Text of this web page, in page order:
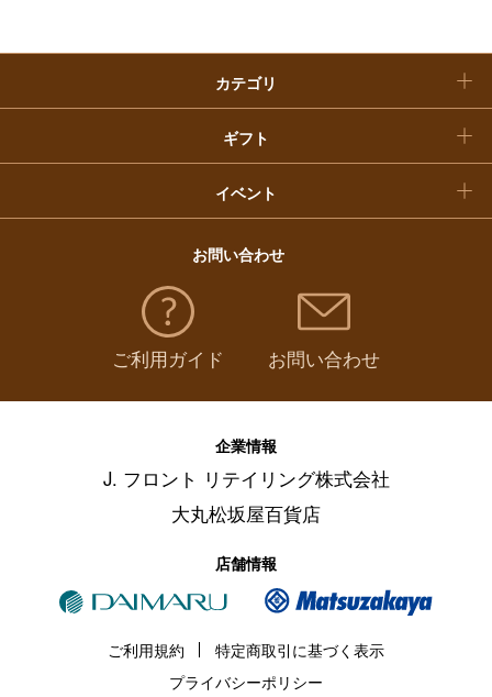
カテゴリ
ギフト
イベント
福袋
お問い合わせ
ご利用ガイド お問い合わせ
企業情報
J. フロント リテイリング株式会社
大丸松坂屋百貨店
店舗情報
ご利用規約
特定商取引に基づく表示
プライバシーポリシー